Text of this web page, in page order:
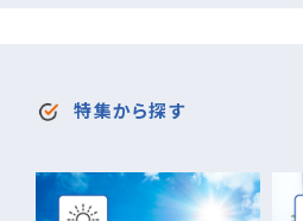
特集から探す